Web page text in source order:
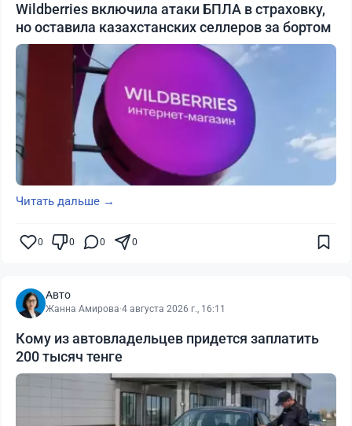
Wildberries включила атаки БПЛА в страховку,
но оставила казахстанских селлеров за бортом
Читать дальше →
0 0 0 0
Авто
Жанна Амирова·4 августа 2026 г., 16:11
Кому из автовладельцев придется заплатить
200 тысяч тенге